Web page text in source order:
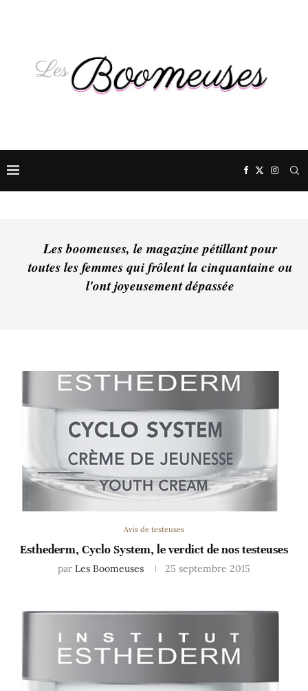
Les boomeuses, le magazine pétillant pour
toutes les femmes qui frôlent la cinquantaine ou
l'ont joyeusement dépassée
Avis de testeuses
Esthederm, Cyclo System, le verdict de nos testeuses
par Les Boomeuses 25 septembre 2015